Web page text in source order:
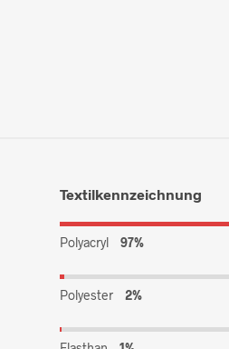
Textilkennzeichnung
Polyacryl 97%
Polyester 2%